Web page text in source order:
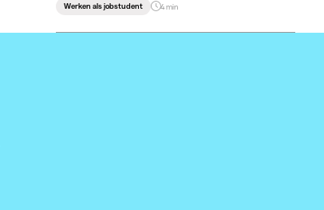
Werken als jobstudent 4 min